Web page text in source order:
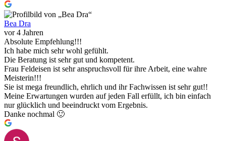
Bea Dra
vor 4 Jahren
Absolute Empfehlung!!!
Ich habe mich sehr wohl gefühlt.
Die Beratung ist sehr gut und kompetent.
Frau Feldeisen ist sehr anspruchsvoll für ihre Arbeit, eine wahre
Meisterin!!!
Sie ist mega freundlich, ehrlich und ihr Fachwissen ist sehr gut!!
Meine Erwartungen wurden auf jeden Fall erfüllt, ich bin einfach
nur glücklich und beeindruckt vom Ergebnis.
Danke nochmal 🙂